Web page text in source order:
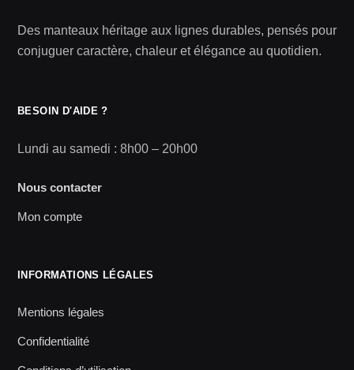
Des manteaux héritage aux lignes durables, pensés pour
conjuguer caractère, chaleur et élégance au quotidien.
BESOIN D'AIDE ?
Lundi au samedi : 8h00 – 20h00
Nous contacter
Mon compte
INFORMATIONS LÉGALES
Mentions légales
Confidentialité